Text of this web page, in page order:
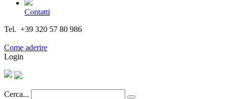
Contatti
Tel. +39 320 57 80 986
Come aderire
Login
Cerca...